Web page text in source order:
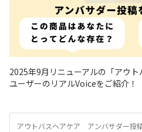
2025年9月リニューアルの「アウ
ユーザーのリアルVoiceをご紹介！